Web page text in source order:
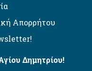
Απορρήτου
Δημητρίου!